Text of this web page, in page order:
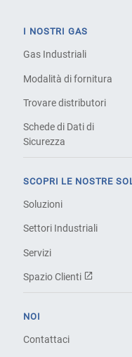
I NOSTRI GAS
Gas Industriali
Modalità di fornitura
Trovare distributori
Schede di Dati di
Sicurezza
SCOPRI LE NOSTRE
Soluzioni
Settori Industriali
Servizi
Spazio Clienti
NOI
Contattaci